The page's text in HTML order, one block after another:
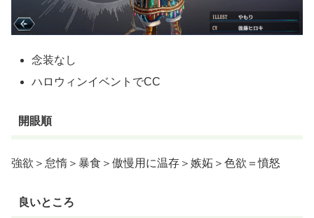
念装なし
ハロウィンイベントでCC
開眼順
強欲＞怠惰＞暴食＞傲慢用に温存＞嫉妬＞色欲＝憤怒
良いところ